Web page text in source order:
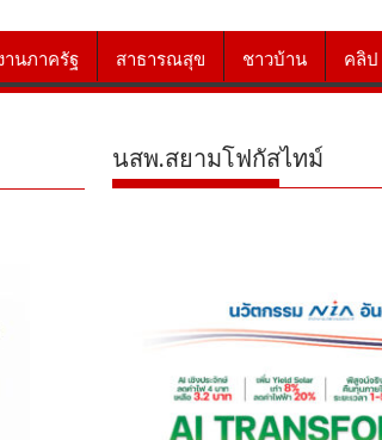
านภาครัฐ สาธารณสุข ชาวบ้าน คลิป
นสพ.สยามโฟกัสไทม์